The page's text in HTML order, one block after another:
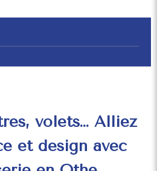
volets… Alliez
et design avec